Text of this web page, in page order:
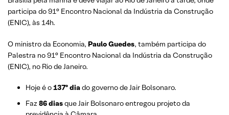
participa do 91° Encontro Nacional da Indústria da Construção
(ENIC), às 14h.
O ministro da Economia, Paulo Guedes, também participa do
Palestra no 91° Encontro Nacional da Indústria da Construção
(ENIC), no Rio de Janeiro.
Hoje é o137º diado governo de Jair Bolsonaro.
Faz 86 diasque Jair Bolsonaro entregou projeto da